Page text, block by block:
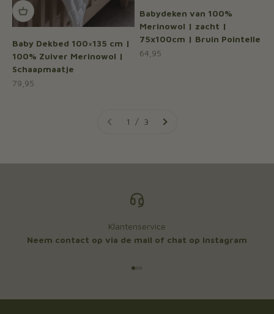
Baby Dekbed 100×135 cm |
100% Zuiver Merinowol |
Schaapmaatje
Aanbiedingsprijs
79,95
Babydeken van 100%
Merinowol | zacht |
75x100cm | Bruin Pointelle
Aanbiedingsprijs
64,95
1 / 3
Klantenservice
Neem contact op via de mail of chat op instagram